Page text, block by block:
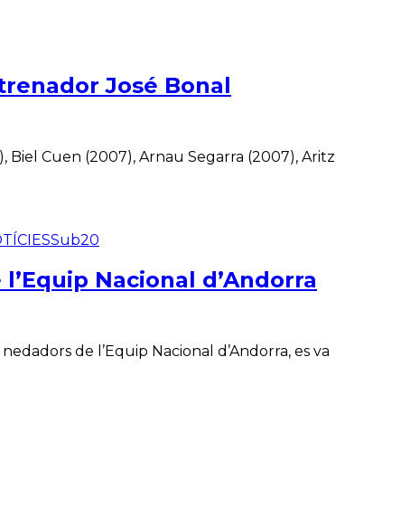
José Bonal
Biel Cuen (2007), Arnau Segarra (2007), Aritz
Sub20
Nacional d’Andorra
de l’Equip Nacional d’Andorra, es va